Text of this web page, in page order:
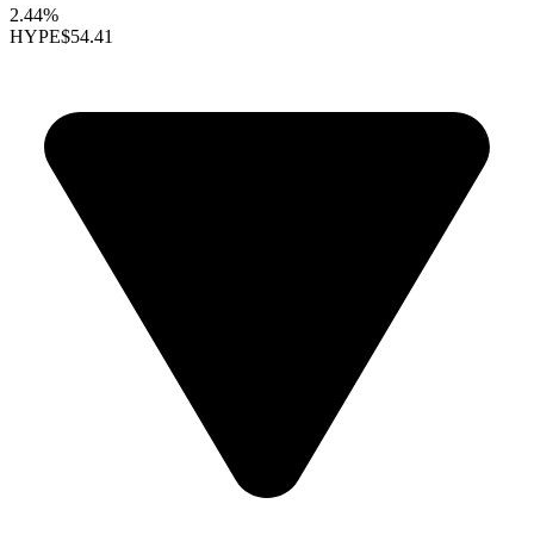
2.44%
HYPE$54.41